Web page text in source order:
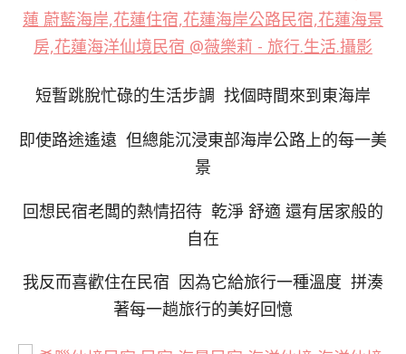
短暫跳脫忙碌的生活步調 找個時間來到東海岸
即使路途遙遠 但總能沉浸東部海岸公路上的每一美
景
回想民宿老闆的熱情招待 乾淨 舒適 還有居家般的
自在
我反而喜歡住在民宿 因為它給旅行一種溫度 拼湊
著每一趟旅行的美好回憶